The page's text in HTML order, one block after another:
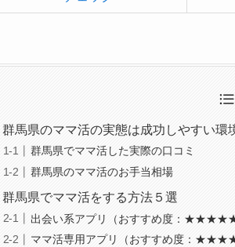
群馬県のママ活の実態は成功しやすい環
群馬県でママ活した実際の口コミ
群馬県のママ活のお手当相場
群馬県でママ活をする方法５選
出会い系アプリ（おすすめ度：★★★★★
ママ活専用アプリ（おすすめ度：